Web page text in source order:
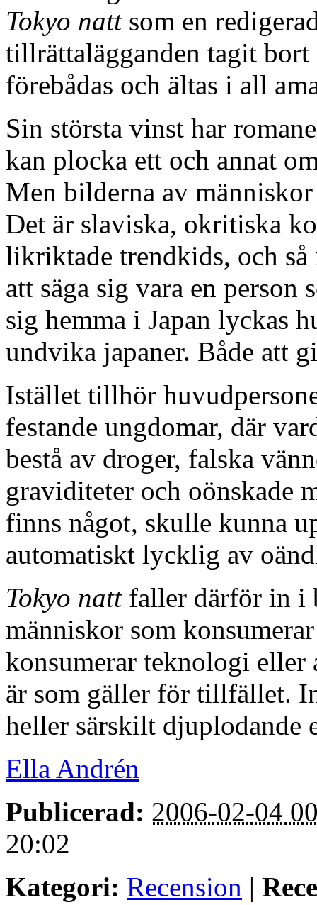
Tokyo nattsom en
tillrättalägganden tagit bort
förebådas och ältas i all
Sin största vinst har
kan plocka ett och annat
Men bilderna av
Det är slaviska, okritiska
likriktade trendkids, och så
att säga sig vara en person
sig hemma i Japan lyckas
undvika japaner. Både att
Istället tillhör
festande ungdomar, där
bestå av droger, falska
graviditeter och oönskade
finns något, skulle kunna
automatiskt lycklig av
Tokyo nattfaller därför in i
människor som
konsumerar teknologi eller
är som gäller för tillfället.
heller särskilt djuplodande
Ella Andrén
Publicerad: 2006-02-04
20:02
Kategori: Recension |